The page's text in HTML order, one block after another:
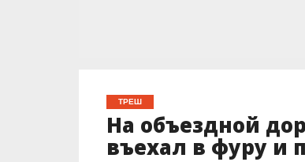
ТРЕШ
На объездной
въехал в фуру и